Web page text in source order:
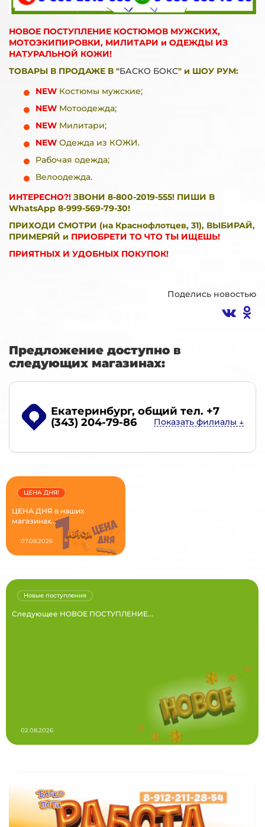
НОВОЕ ПОСТУПЛЕНИЕ КОСТЮМОВ МУЖСКИХ,
МОТОЭКИПИРОВКИ, МИЛИТАРИ и ОДЕЖДЫ ИЗ
НАТУРАЛЬНОЙ КОЖИ!
ТОВАРЫ В ПРОДАЖЕ В "БАСКО БОКС" и ШОУ РУМ:
NEW Костюмы мужские;
NEW Мотоодежда;
NEW Милитари;
NEW Одежда из КОЖИ.
Рабочая одежда;
Велоодежда.
ИНТЕРЕСНО?! ЗВОНИ 8-800-2019-555! ПИШИ В
WhatsApp 8-999-569-79-30!
ПРИХОДИ СМОТРИ (на Краснофлотцев, 31), ВЫБИРАЙ,
ПРИМЕРЯЙ и ПРИОБРЕТИ ТО ЧТО ТЫ ИЩЕШЬ!
ПРИЯТНЫХ И УДОБНЫХ ПОКУПОК!
Поделись новостью
Предложение доступно в
следующих магазинах:
Екатеринбург, общий тел. +7
(343) 204-79-86
ЦЕНА ДНЯ в наших
магазинах...
ЦЕНА ДНЯ!
07.08.2026
Следующее НОВОЕ ПОСТУПЛЕНИЕ...
Новые поступления
02.08.2026